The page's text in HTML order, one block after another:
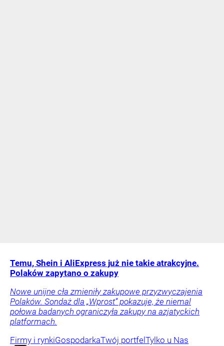
Temu, Shein i AliExpress już nie takie atrakcyjne.
Polaków zapytano o zakupy
Nowe unijne cła zmieniły zakupowe przyzwyczajenia
Polaków. Sondaż dla „Wprost” pokazuje, że niemal
połowa badanych ograniczyła zakupy na azjatyckich
platformach.
Firmy i rynkiGospodarkaTwój portfel Tylko u Nas